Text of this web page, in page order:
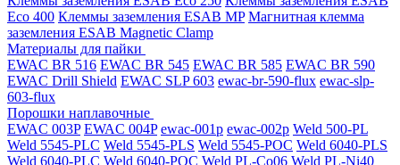
Eco 400 Клеммы заземления ESAB MP Магнитная клемма
заземления ESAB Magnetic Clamp
Материалы для пайки
EWAC BR 516 EWAC BR 545 EWAC BR 585 EWAC BR 590
EWAC Drill Shield EWAC SLP 603 ewac-br-590-flux ewac-slp-
603-flux
Порошки наплавочные
EWAC 003P EWAC 004P ewac-001p ewac-002p Weld 500-PL
Weld 5545-PLC Weld 5545-PLS Weld 5545-POC Weld 6040-PLS
Weld 6040-PLС Weld 6040-POC Weld PL-Co06 Weld PL-Ni40